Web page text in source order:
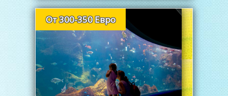
От 300-350 Евро
Узнать больше